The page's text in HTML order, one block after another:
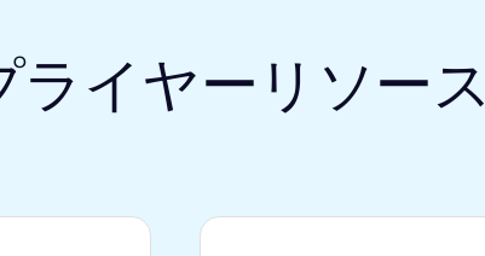
ライヤーリソース